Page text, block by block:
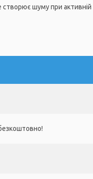
створює шуму при активній